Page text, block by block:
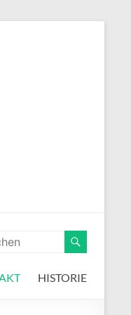
HISTORIE